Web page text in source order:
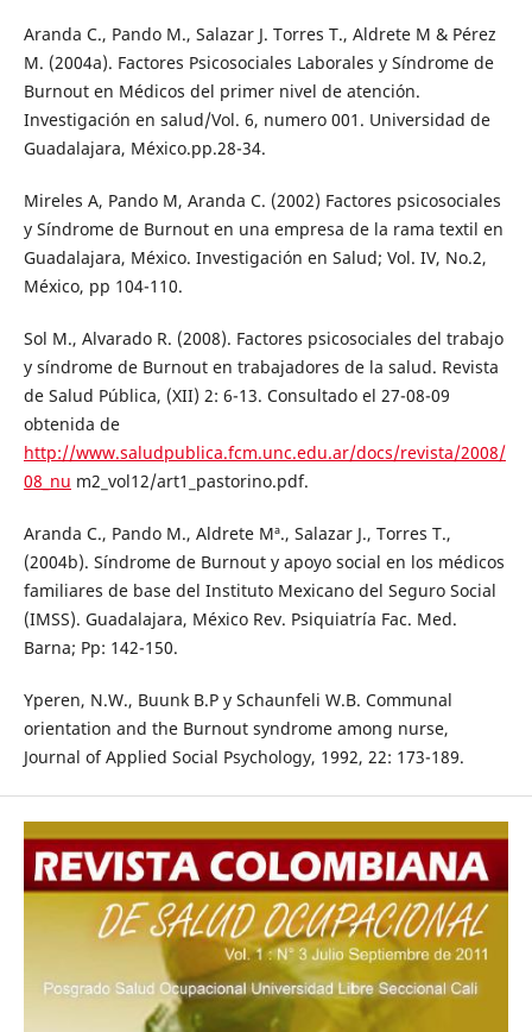
Aranda C., Pando M., Salazar J. Torres T., Aldrete M & Pérez
M. (2004a). Factores Psicosociales Laborales y Síndrome de
Burnout en Médicos del primer nivel de atención.
Investigación en salud/Vol. 6, numero 001. Universidad de
Guadalajara, México.pp.28-34.
Mireles A, Pando M, Aranda C. (2002) Factores psicosociales
y Síndrome de Burnout en una empresa de la rama textil en
Guadalajara, México. Investigación en Salud; Vol. IV, No.2,
México, pp 104-110.
Sol M., Alvarado R. (2008). Factores psicosociales del trabajo
y síndrome de Burnout en trabajadores de la salud. Revista
de Salud Pública, (XII) 2: 6-13. Consultado el 27-08-09
obtenida de
http://www.saludpublica.fcm.unc.edu.ar/docs/revista/2008/
08_nu m2_vol12/art1_pastorino.pdf.
Aranda C., Pando M., Aldrete Mª., Salazar J., Torres T.,
(2004b). Síndrome de Burnout y apoyo social en los médicos
familiares de base del Instituto Mexicano del Seguro Social
(IMSS). Guadalajara, México Rev. Psiquiatría Fac. Med.
Barna; Pp: 142-150.
Yperen, N.W., Buunk B.P y Schaunfeli W.B. Communal
orientation and the Burnout syndrome among nurse,
Journal of Applied Social Psychology, 1992, 22: 173-189.